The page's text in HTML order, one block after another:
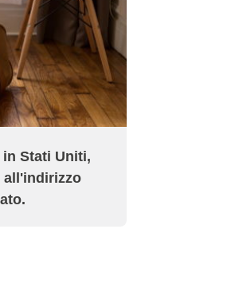
Stati Uniti,
all'indirizzo